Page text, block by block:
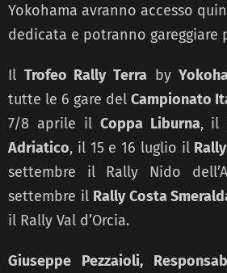
Yokohama avranno accesso
dedicata e potranno gareggiare
Il Trofeo Rally Terraby
tutte le 6 gare del Campionato
7/8 aprile il Coppa Liburna, il
Adriatico, il 15 e 16 luglio il
settembre il Rally Nido
settembre il Rally Costa
il Rally Val d’Orcia.
Giuseppe Pezzaioli,